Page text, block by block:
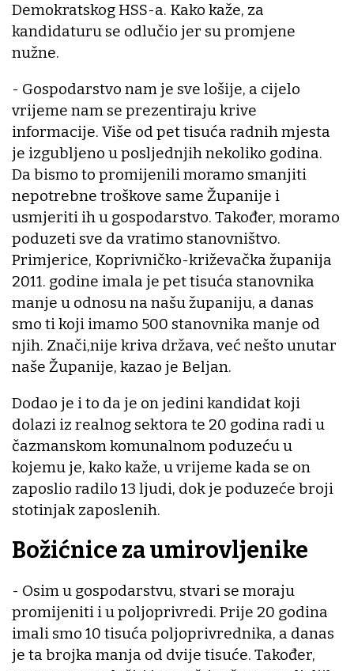
Demokratskog HSS-a. Kako kaže, za
kandidaturu se odlučio jer su promjene
nužne.
- Gospodarstvo nam je sve lošije, a cijelo
vrijeme nam se prezentiraju krive
informacije. Više od pet tisuća radnih mjesta
je izgubljeno u posljednjih nekoliko godina.
Da bismo to promijenili moramo smanjiti
nepotrebne troškove same Županije i
usmjeriti ih u gospodarstvo. Također, moramo
poduzeti sve da vratimo stanovništvo.
Primjerice, Koprivničko-križevačka županija
2011. godine imala je pet tisuća stanovnika
manje u odnosu na našu županiju, a danas
smo ti koji imamo 500 stanovnika manje od
njih. Znači,nije kriva država, već nešto unutar
naše Županije, kazao je Beljan.
Dodao je i to da je on jedini kandidat koji
dolazi iz realnog sektora te 20 godina radi u
čazmanskom komunalnom poduzeću u
kojemu je, kako kaže, u vrijeme kada se on
zaposlio radilo 13 ljudi, dok je poduzeće broji
stotinjak zaposlenih.
Božićnice za umirovljenike
- Osim u gospodarstvu, stvari se moraju
promijeniti i u poljoprivredi. Prije 20 godina
imali smo 10 tisuća poljoprivrednika, a danas
je ta brojka manja od dvije tisuće. Također,